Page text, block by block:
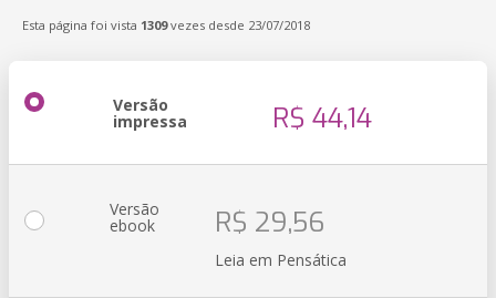
Esta página foi vista 1309vezes desde 23/07/2018
Versão
impressa R$ 44,14
Versão
ebook R$ 29,56
Leia em Pensática